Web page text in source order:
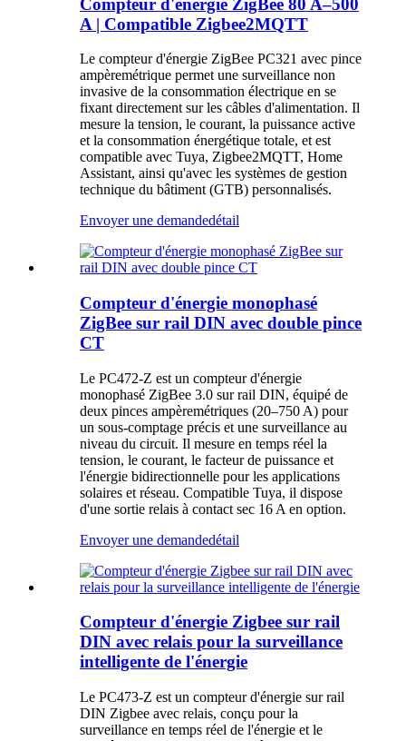
A | Compatible Zigbee2MQTT
Le compteur d'énergie ZigBee PC321 avec pince
ampèremétrique permet une surveillance non
invasive de la consommation électrique en se
fixant directement sur les câbles d'alimentation. Il
mesure la tension, le courant, la puissance active
et la consommation énergétique totale, et est
compatible avec Tuya, Zigbee2MQTT, Home
Assistant, ainsi qu'avec les systèmes de gestion
technique du bâtiment (GTB) personnalisés.
Envoyer une demandedétail
Compteur d'énergie monophasé
ZigBee sur rail DIN avec double pince
CT
Le PC472-Z est un compteur d'énergie
monophasé ZigBee 3.0 sur rail DIN, équipé de
deux pinces ampèremétriques (20–750 A) pour
un sous-comptage précis et une surveillance au
niveau du circuit. Il mesure en temps réel la
tension, le courant, le facteur de puissance et
l'énergie bidirectionnelle pour les applications
solaires et réseau. Compatible Tuya, il dispose
d'une sortie relais à contact sec 16 A en option.
Envoyer une demandedétail
Compteur d'énergie Zigbee sur rail
DIN avec relais pour la surveillance
intelligente de l'énergie
Le PC473-Z est un compteur d'énergie sur rail
DIN Zigbee avec relais, conçu pour la
surveillance en temps réel de l'énergie et le